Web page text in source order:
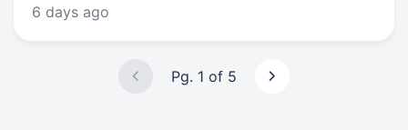
6 days ago
Pg. 1 of 5